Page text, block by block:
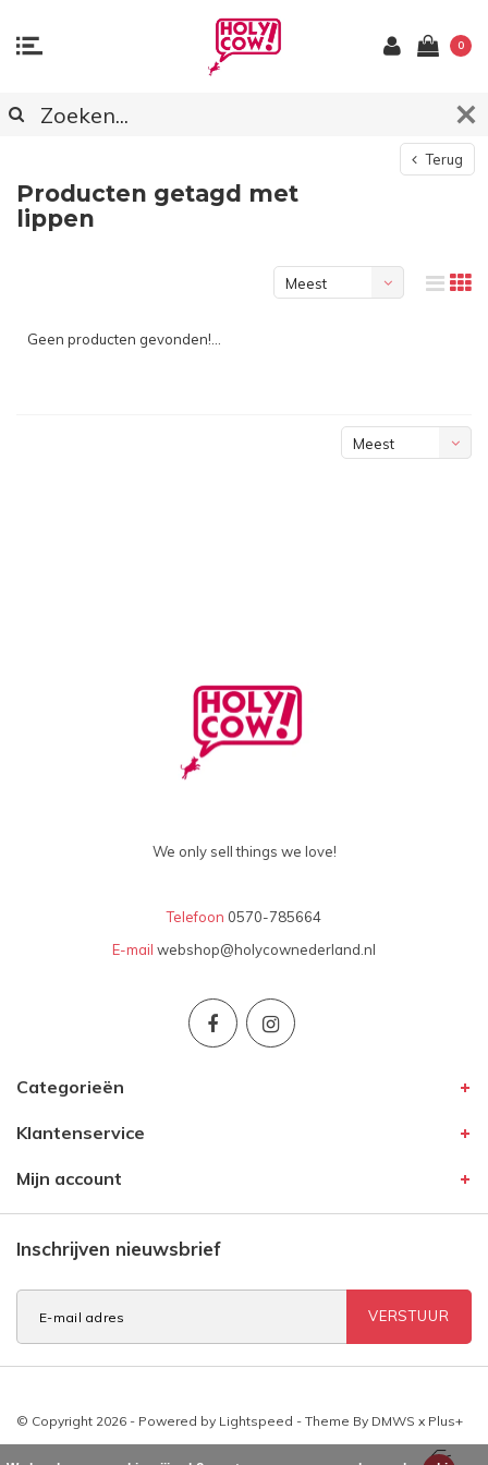
0
Terug
Producten getagd met
lippen
Meest
Geen producten gevonden!...
Meest
We only sell things we love!
Telefoon 0570-785664
E-mail webshop@holycownederland.nl
Categorieën
Klantenservice
Mijn account
Inschrijven nieuwsbrief
VERSTUUR
© Copyright 2026 - Powered by Lightspeed - Theme By DMWS x Plus+